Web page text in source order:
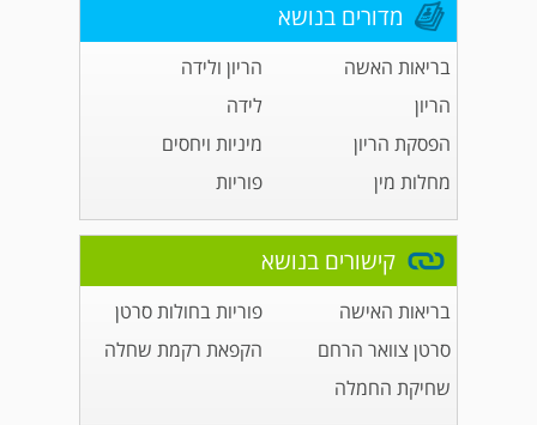
מדורים בנושא
בריאות האשה
הריון ולידה
הריון
לידה
הפסקת הריון
מיניות ויחסים
מחלות מין
פוריות
קישורים בנושא
בריאות האישה
פוריות בחולות סרטן
סרטן צוואר הרחם
הקפאת רקמת שחלה
שחיקת החמלה